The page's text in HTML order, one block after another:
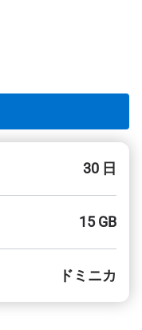
30 日
15 GB
ドミニカ